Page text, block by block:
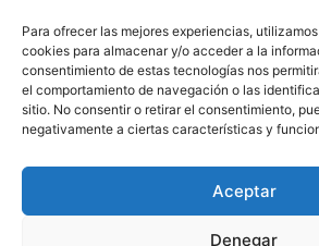
Para ofrecer las mejores experiencias,
cookies para almacenar y/o acceder a la
consentimiento de estas tecnologías nos
el comportamiento de navegación o las
sitio. No consentir o retirar el consentimiento,
negativamente a ciertas características y
Aceptar
Denegar